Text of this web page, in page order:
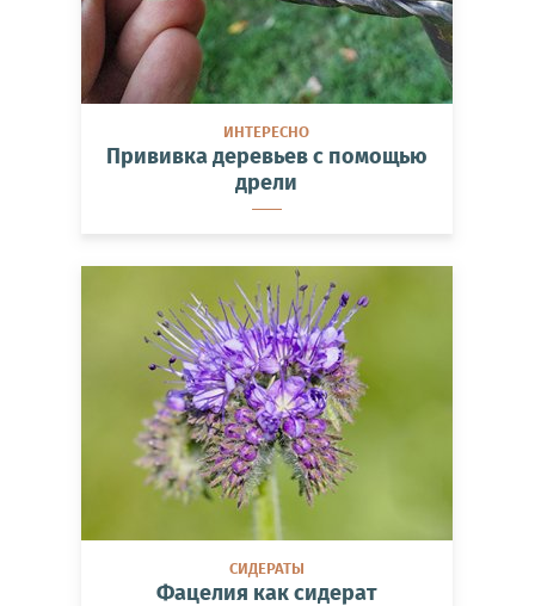
ИНТЕРЕСНО
Прививка деревьев с помощью
дрели
СИДЕРАТЫ
Фацелия как сидерат